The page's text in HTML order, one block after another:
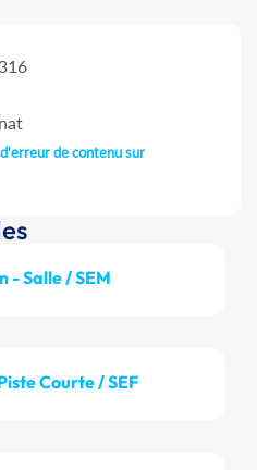
de contenu sur
- Salle / SEM
Courte / SEF